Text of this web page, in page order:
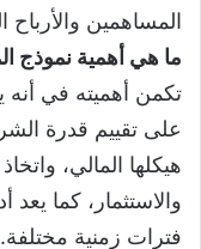
المساهمين والأرباح
ما هي أهمية نموذج
تكمن أهميته في أنه
على تقييم قدرة
هيكلها المالي،
والاستثمار، كما يعد
فترات زمنية مختلفة.